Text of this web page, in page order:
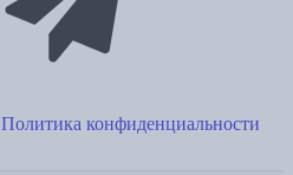
Политика конфиденциальности